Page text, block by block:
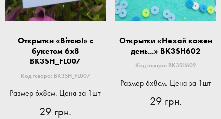
Открытки «Вітаю!» с
букетом 6x8
BK3SH_FL007
Код товара: BK3SH_FL007
Размер 6x8см. Цена за 1шт
29 грн.
Открытки «Нехай кожен
день...» BK3SH602
Код товара: BK3SH602
Размер 6x8см. Цена за 1шт
29 грн.